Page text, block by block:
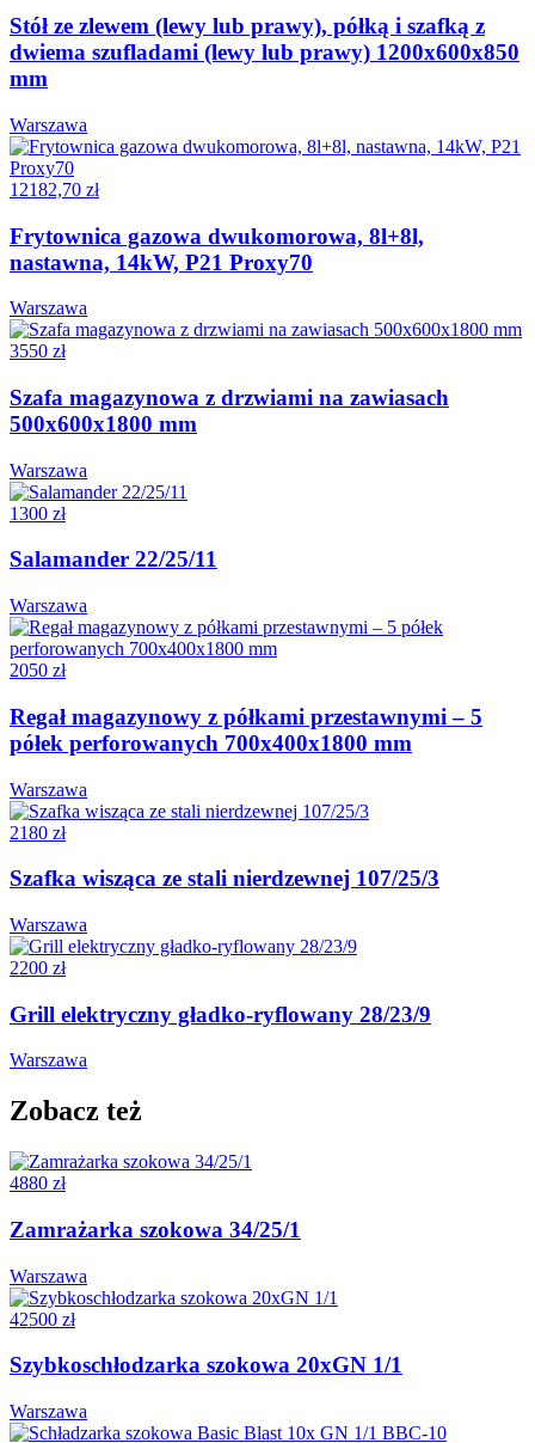
Stół ze zlewem (lewy lub prawy), półką i szafką z
dwiema szufladami (lewy lub prawy) 1200x600x850
mm
Warszawa
12182,70 zł
Frytownica gazowa dwukomorowa, 8l+8l,
nastawna, 14kW, P21 Proxy70
Warszawa
3550 zł
Szafa magazynowa z drzwiami na zawiasach
500x600x1800 mm
Warszawa
1300 zł
Salamander 22/25/11
Warszawa
2050 zł
Regał magazynowy z półkami przestawnymi – 5
półek perforowanych 700x400x1800 mm
Warszawa
2180 zł
Szafka wisząca ze stali nierdzewnej 107/25/3
Warszawa
2200 zł
Grill elektryczny gładko-ryflowany 28/23/9
Warszawa
Zobacz też
4880 zł
Zamrażarka szokowa 34/25/1
Warszawa
42500 zł
Szybkoschłodzarka szokowa 20xGN 1/1
Warszawa